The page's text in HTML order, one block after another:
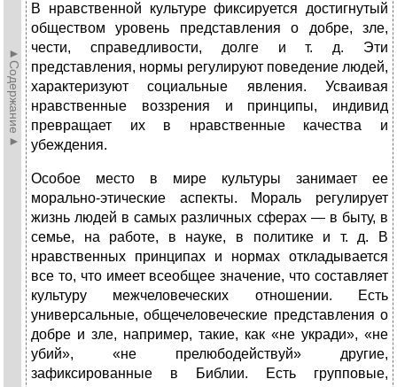
►Содержание►
В нравственной культуре фиксируется достигнутый
об­ществом уровень представления о добре, зле,
чести, справед­ливости, долге и т. д. Эти
представления, нормы регулируют поведение людей,
характеризуют социальные явления. Усваи­вая
нравственные воззрения и принципы, индивид
превраща­ет их в нравственные качества и
убеждения.
Особое место в мире культуры занимает ее
морально-этические аспекты. Мораль регулирует
жизнь людей в самых различных сферах — в быту, в
семье, на работе, в науке, в политике и т. д. В
нравственных прин­ципах и нормах откладывается
все то, что имеет всеобщее значение, что составляет
культуру межчеловеческих отно­шении. Есть
универсальные, общечеловеческие представле­ния о
добре и зле, например, такие, как «не укради», «не
убий», «не прелюбодействуй» другие,
зафиксированные в Библии. Есть групповые,